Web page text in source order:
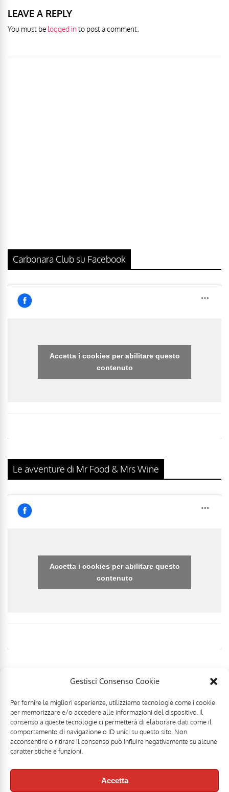
Gestisci Consenso Cookie
Per fornire le migliori esperienze, utilizziamo tecnologie come i cookie
per memorizzare e/o accedere alle informazioni del dispositivo. Il
consenso a queste tecnologie ci permetterà di elaborare dati come il
comportamento di navigazione o ID unici su questo sito. Non
acconsentire o ritirare il consenso può influire negativamente su alcune
caratteristiche e funzioni.
Accetta
LEAVE A REPLY
You must be logged in to post a comment.
Carbonara Club su Facebook
Accetta i cookies per abilitare questo
contenuto
Le avventure di Mr Food & Mrs Wine
Accetta i cookies per abilitare questo
contenuto